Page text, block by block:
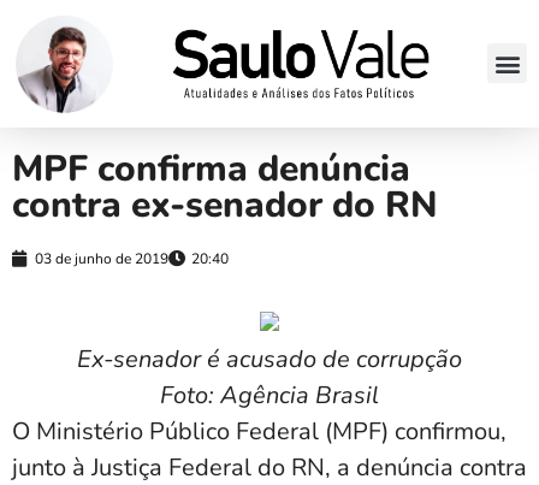
MPF confirma denúncia
contra ex-senador do RN
03 de junho de 2019 20:40
Ex-senador é acusado de corrupção
Foto: Agência Brasil
O Ministério Público Federal (MPF) confirmou,
junto à Justiça Federal do RN, a denúncia contra